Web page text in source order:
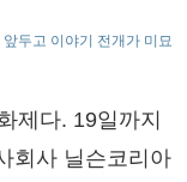
두고 이야기 전개가 미묘
제다. 19일까지
회사 닐슨코리아